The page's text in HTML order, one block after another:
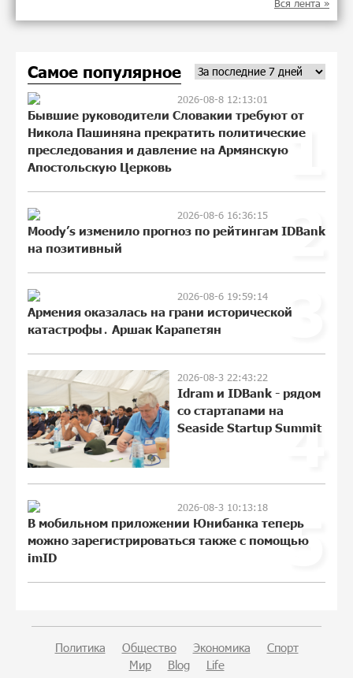
Ucom и FPWC обеспечат
круглосуточный мониторинг дикой
природы в Гнишике с помощью
солнечной энергии
на Seaside Startup Summit
22:43:22 3-08-2026
В мобильном приложении Юнибанка
теперь можно зарегистрироваться
«Бесплатные бонусы в играх»: IDBank
предупреждает о кибератаках на
школьников
ЕАЭС со временем будет расширяться.
11:21:27 31-07-2026
ВТБ (Армения): вклад «Стабильный» —
до 10% годовых и оформление в
Вся лента »
Самое популярное
1
2026-08-8 12:13:01
Бывшие руководители Словакии требуют от
Никола Пашиняна прекратить политические
преследования и давление на Армянскую
Апостольскую Церковь
2
2026-08-6 16:36:15
Moody’s изменило прогноз по рейтингам IDBank
на позитивный
3
2026-08-6 19:59:14
Армения оказалась на грани исторической
катастрофы․ Аршак Карапетян
4
2026-08-3 22:43:22
Idram и IDBank - рядом
со стартапами на
Seaside Startup Summit
5
2026-08-3 10:13:18
В мобильном приложении Юнибанка теперь
можно зарегистрироваться также с помощью
imID
Политика Общество Экономика
Спорт
Мир
Blog Life